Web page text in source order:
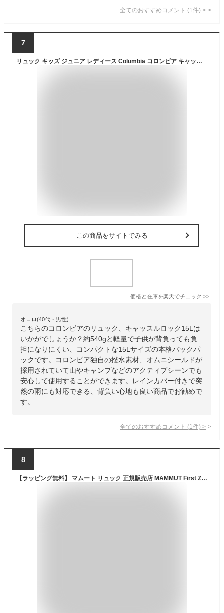
全てのおすすめコメント (1 件) >
7
リュック キッズ ジュニア レディース Columbia コロンビア キャッスルロック 15L PU8664 小さめ 撥水 軽量 丈夫 レインカバー付き A4 リュックサック バックパック 通学 小学生 中学生 男の子 女の子 おしゃれ ブランド アウトドア 登山 ハイキング レジャー 黒 ブラック
この商品をサイトでみる
価格と在庫を楽天でチェック >>
オロロ(40代・男性)
こちらのコロンビアのリュック、キャッスルロック15Lは
いかがでしょうか？約540gと軽量で子供が背負っても負
担になりにくい、コンパクトな15Lサイズの本格バックパ
ックです。コロンビア独自の撥水素材、オムニシールドが
採用されていて山やキャンプなどのアクティブシーンでも
安心して使用することができます。レインカバー付きで突
然の雨にも対応できる、背負い心地も良い商品でお勧めで
す。
全てのおすすめコメント (1 件) >
8
【ラッピング無料】 マムート リュック 正規販売店 MAMMUT First Zip 8L リュックサック バックパック 軽量 キッズ ジュニア 小学生 子供 子供用 男の子 女の子 孫 アウトドア 遠足 登山 スポーツ 旅行 ナイロン かっこいい かわいい おしゃれ 誕生日 スクールリュック